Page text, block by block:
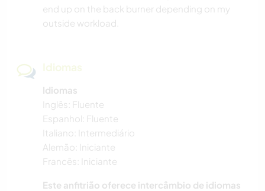
CAMPING
MONTANHAS
DANÇA
end up on the back burner depending on my
outside workload.
Idiomas
Idiomas
Inglês: Fluente
Espanhol: Fluente
Italiano: Intermediário
Alemão: Iniciante
Francês: Iniciante
Este anfitrião oferece intercâmbio de idiomas